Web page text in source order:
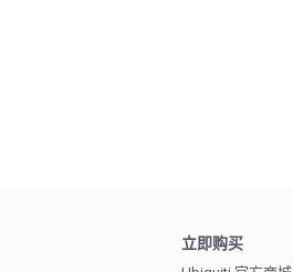
立即购买